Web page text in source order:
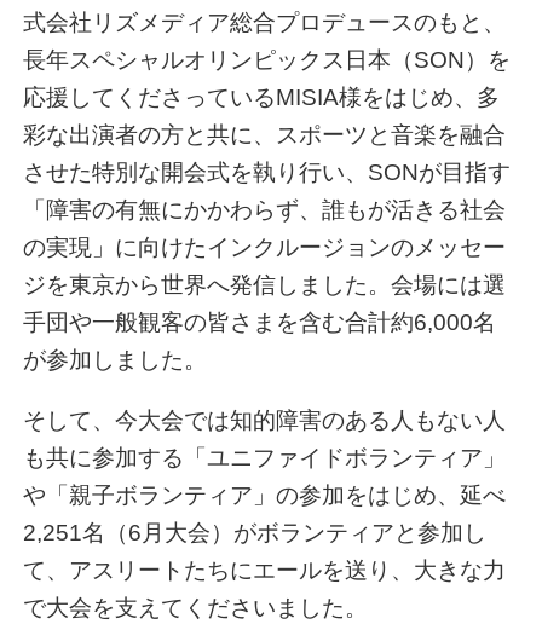
式会社リズメディア総合プロデュースのもと、
長年スペシャルオリンピックス日本（SON）を
応援してくださっているMISIA様をはじめ、多
彩な出演者の方と共に、スポーツと音楽を融合
させた特別な開会式を執り行い、SONが目指す
「障害の有無にかかわらず、誰もが活きる社会
の実現」に向けたインクルージョンのメッセー
ジを東京から世界へ発信しました。会場には選
手団や一般観客の皆さまを含む合計約6,000名
が参加しました。
そして、今大会では知的障害のある人もない人
も共に参加する「ユニファイドボランティア」
や「親子ボランティア」の参加をはじめ、延べ
2,251名（6月大会）がボランティアと参加し
て、アスリートたちにエールを送り、大きな力
で大会を支えてくださいました。